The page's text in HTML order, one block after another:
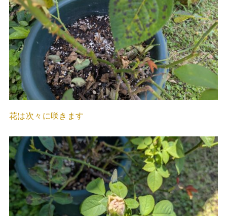
花は次々に咲きます